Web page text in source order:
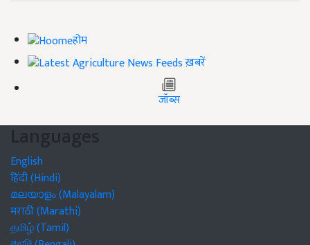
होम
ख़बरें
जॉब्स
Languages
English
हिंदी (Hindi)
മലയാളം (Malayalam)
मराठी (Marathi)
தமிழ் (Tamil)